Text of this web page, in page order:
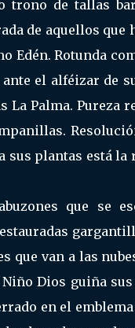
de tallas
de aquellos que
Edén. Rotunda
el alféizar de
La Palma. Pureza
sus plantas está la
que se
que van a las
Dios guiña
en el